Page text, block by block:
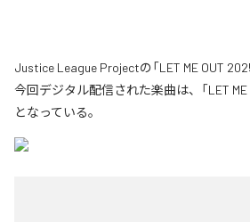
Justice League Projectの「LET ME OUT
今回デジタル配信された楽曲は、「LET ME
となっている。